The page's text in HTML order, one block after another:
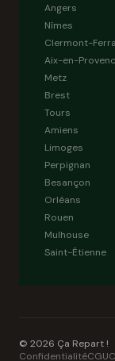
Angers
Nîmes
Clermont-
Aix-en-
Metz
Brest
Tours
Amiens
Limoges
Perpignan
Besançon
Orléans
Rouen
Mulhouse
Saint-Étienne
© 2026 Ça Repart !
ConfidentialitéCGU